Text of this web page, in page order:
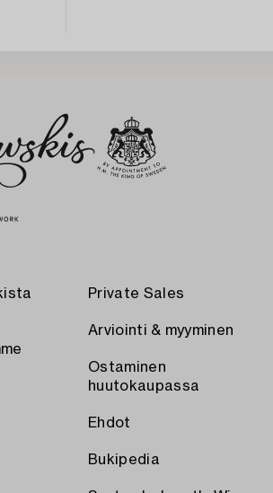
Private Sales
Arviointi & myyminen
Ostaminen
huutokaupassa
Ehdot
Bukipedia